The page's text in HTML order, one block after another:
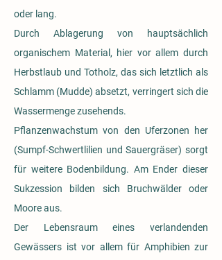
oder lang.
Durch Ablagerung von hauptsächlich
organischem Material, hier vor allem durch
Herbstlaub und Totholz, das sich letztlich als
Schlamm (Mudde) absetzt, verringert sich die
Wassermenge zusehends.
Pflanzenwachstum von den Uferzonen her
(Sumpf-Schwertlilien und Sauergräser) sorgt
für weitere Bodenbildung. Am Ender dieser
Sukzession bilden sich Bruchwälder oder
Moore aus.
Der Lebensraum eines verlandenden
Gewässers ist vor allem für Amphibien zur